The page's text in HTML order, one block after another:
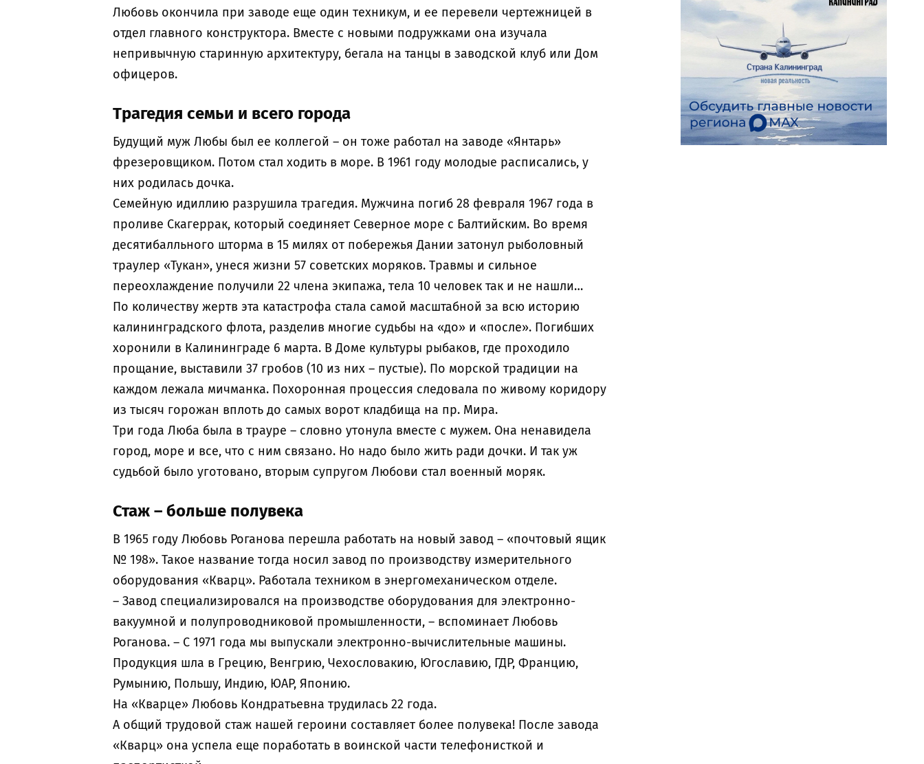
Любовь окончила при заводе еще один техникум, и ее перевели чертежницей в
отдел главного конструктора. Вместе с новыми подружками она изучала
непривычную старинную архитектуру, бегала на танцы в заводской клуб или Дом
офицеров.
Трагедия семьи и всего города
Будущий муж Любы был ее коллегой – он тоже работал на заводе «Янтарь»
фрезеровщиком. Потом стал ходить в море. В 1961 году молодые расписались, у
них родилась дочка.
Семейную идиллию разрушила трагедия. Мужчина погиб 28 февраля 1967 года в
проливе Скагеррак, который соединяет Северное море с Балтийским. Во время
десятибалльного шторма в 15 милях от побережья Дании затонул рыболовный
траулер «Тукан», унеся жизни 57 советских моряков. Травмы и сильное
переохлаждение получили 22 члена экипажа, тела 10 человек так и не нашли…
По количеству жертв эта катастрофа стала самой масштабной за всю историю
калининградского флота, разделив многие судьбы на «до» и «после». Погибших
хоронили в Калининграде 6 марта. В Доме культуры рыбаков, где проходило
прощание, выставили 37 гробов (10 из них – пустые). По морской традиции на
каждом лежала мичманка. Похоронная процессия следовала по живому коридору
из тысяч горожан вплоть до самых ворот кладбища на пр. Мира.
Три года Люба была в трауре – словно утонула вместе с мужем. Она ненавидела
город, море и все, что с ним связано. Но надо было жить ради дочки. И так уж
судьбой было уготовано, вторым супругом Любови стал военный моряк.
Стаж – больше полувека
В 1965 году Любовь Роганова перешла работать на новый завод – «почтовый ящик
№ 198». Такое название тогда носил завод по производству измерительного
оборудования «Кварц». Работала техником в энергомеханическом отделе.
– Завод специализировался на производстве оборудования для электронно-
вакуумной и полупроводниковой промышленности, – вспоминает Любовь
Роганова. – С 1971 года мы выпускали электронно-вычислительные машины.
Продукция шла в Грецию, Венгрию, Чехословакию, Югославию, ГДР, Францию,
Румынию, Польшу, Индию, ЮАР, Японию.
На «Кварце» Любовь Кондратьевна трудилась 22 года.
А общий трудовой стаж нашей героини составляет более полувека! После завода
«Кварц» она успела еще поработать в воинской части телефонисткой и